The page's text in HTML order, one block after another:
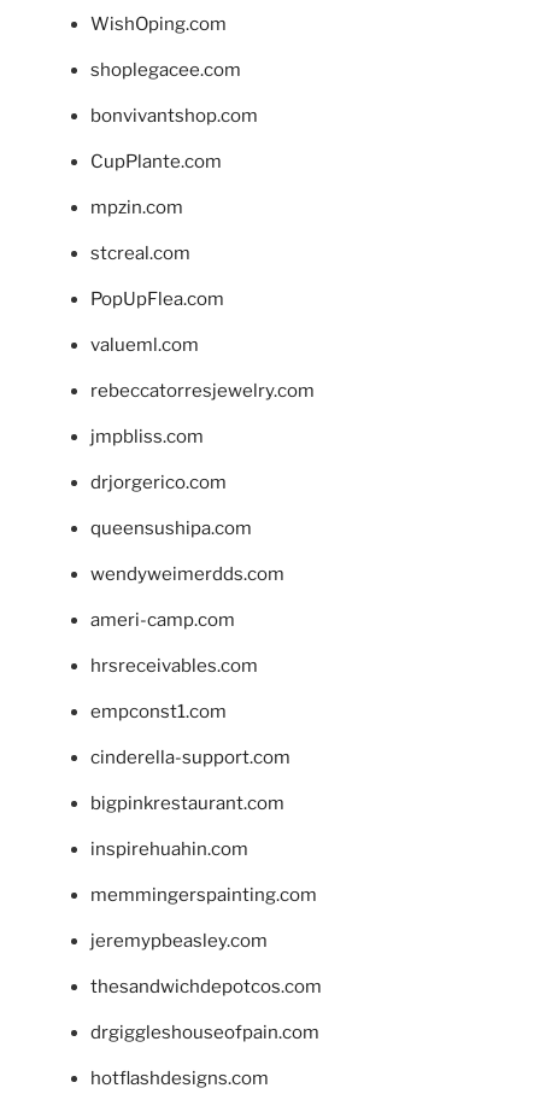
WishOping.com
shoplegacee.com
bonvivantshop.com
CupPlante.com
mpzin.com
stcreal.com
PopUpFlea.com
valueml.com
rebeccatorresjewelry.com
jmpbliss.com
drjorgerico.com
queensushipa.com
wendyweimerdds.com
ameri-camp.com
hrsreceivables.com
empconst1.com
cinderella-support.com
bigpinkrestaurant.com
inspirehuahin.com
memmingerspainting.com
jeremypbeasley.com
thesandwichdepotcos.com
drgiggleshouseofpain.com
hotflashdesigns.com